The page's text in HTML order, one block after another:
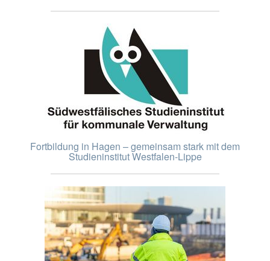
Fortbildung in Hagen – gemeinsam stark mit dem
Studieninstitut Westfalen-Lippe